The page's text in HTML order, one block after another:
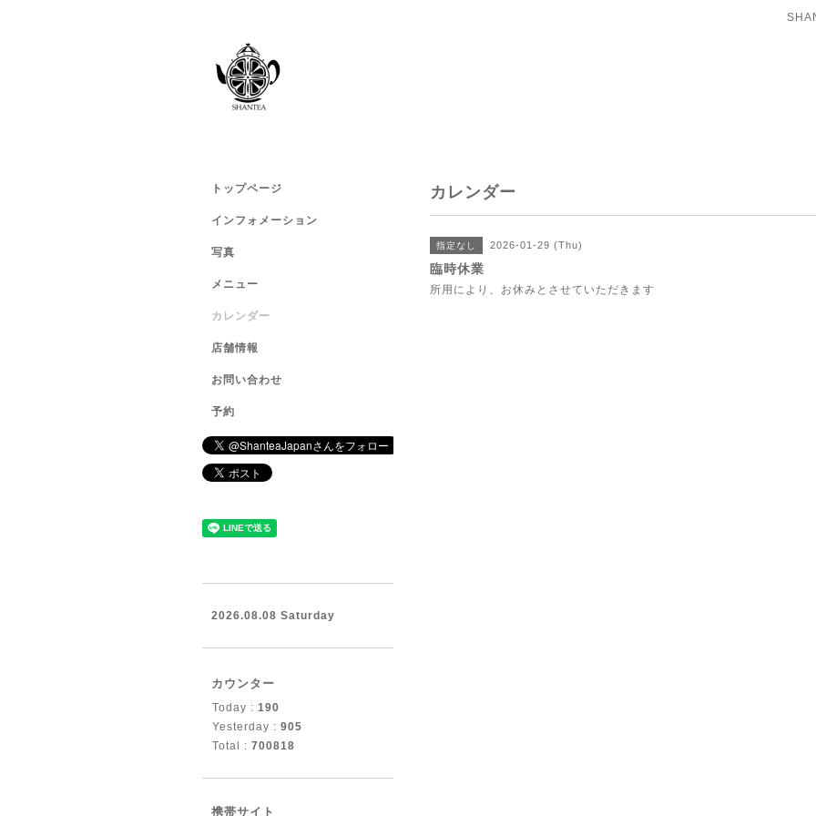
カレンダー
指定なし 2026-01-29 (Thu)
臨時休業
所用により、お休みとさせていただきます
トップページ
インフォメーション
写真
メニュー
カレンダー
店舗情報
お問い合わせ
予約
2026.08.08 Saturday
カウンター
Today : 190
Yesterday : 905
Total : 700818
携帯サイト